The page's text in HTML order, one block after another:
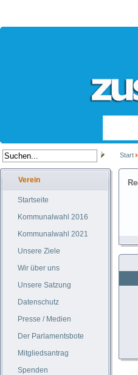
Start
Verein
Startseite
Kommunalwahl 2016
Kommunalwahl 2021
Unsere Ziele
Wir über uns
Unsere Satzung
Datenschutz
Presse / Medien
Der Parlamentsbote
Mitgliedsantrag
Spenden